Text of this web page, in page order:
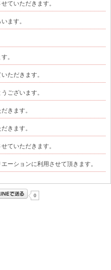
ていただきます。
ます。
。
ただきます。
ございます。
きます。
きます。
ていただきます。
ーションに利用させて頂きます。
0